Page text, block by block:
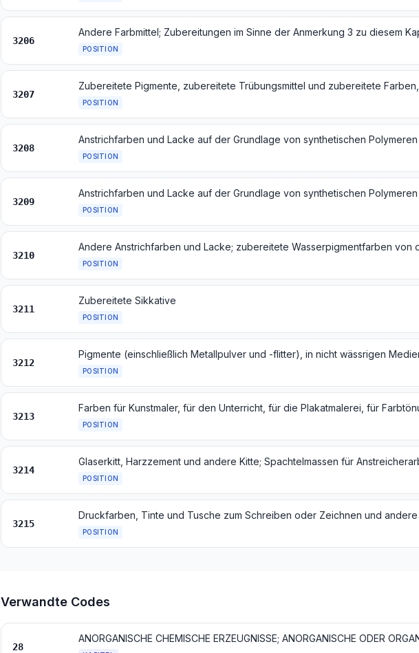
3206
POSITION
3207
POSITION
3208
POSITION
3209
POSITION
3210
POSITION
3211
Zubereitete Sikkative
POSITION
3212
POSITION
3213
POSITION
3214
POSITION
3215
POSITION
Verwandte Codes
28